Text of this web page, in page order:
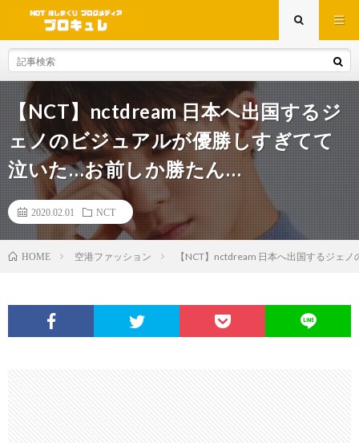
【NCT】nctdream 日本へ出国するジ
ェノのビジュアルが優勝しすぎてて
泣いた…お前しか勝たん…
2020.02.01 NCT
HOME 空港ファッション 【NCT】nctdream 日本へ出国するジェ